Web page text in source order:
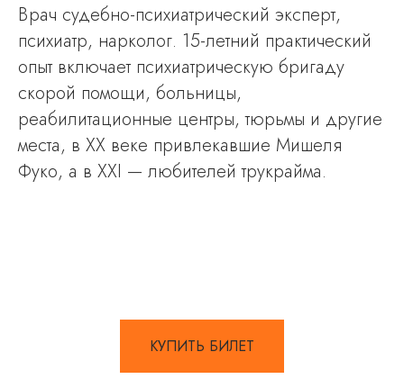
Врач судебно-психиатрический эксперт,
психиатр, нарколог. 15-летний практический
опыт включает психиатрическую бригаду
скорой помощи, больницы,
реабилитационные центры, тюрьмы и другие
места, в ХХ веке привлекавшие Мишеля
Фуко, а в ХХI — любителей трукрайма.
КУПИТЬ БИЛЕТ